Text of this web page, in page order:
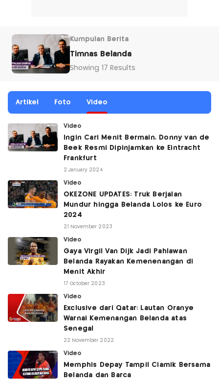
Kumpulan Berita
Timnas Belanda
Showing 17 Results
Artikel Foto Video
Video
Ingin Cari Menit Bermain, Donny van de
Beek Resmi Dipinjamkan ke Eintracht
Frankfurt
2 January 2024
Video
OKEZONE UPDATES: Truk Berjalan
Mundur hingga Belanda Lolos ke Euro
2024
21 November 2023
Video
Gaya Virgil Van Dijk Jadi Pahlawan
Belanda Rayakan Kemenenangan di
Menit Akhir
17 October 2023
Video
Exclusive dari Qatar: Lautan Oranye
Warnai Kemenangan Belanda atas
Senegal
22 November 2022
Video
Memphis Depay Tampil Ciamik Bersama
Belanda dan Barca